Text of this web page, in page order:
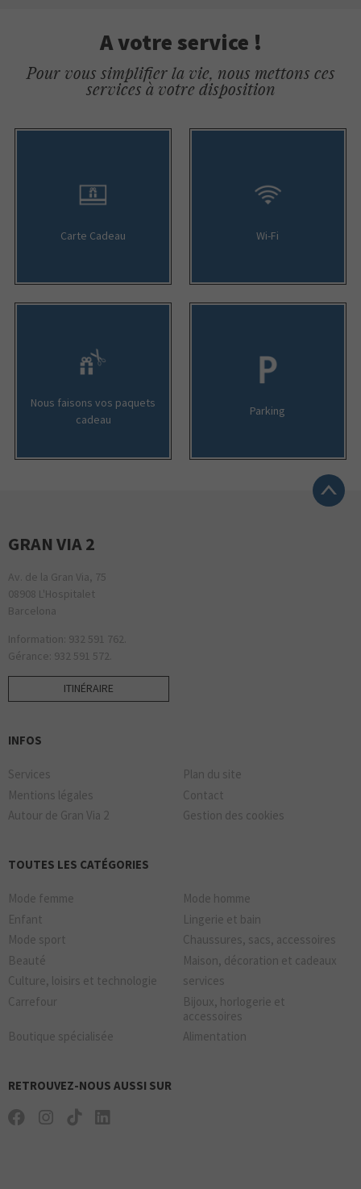
A votre service !
Pour vous simplifier la vie, nous mettons ces
services à votre disposition
Carte Cadeau Wi-Fi
Nous faisons vos paquets
cadeau
Parking
GRAN VIA 2
Av. de la Gran Via, 75
08908 L'Hospitalet
Barcelona
Information: 932 591 762.
Gérance: 932 591 572.
ITINÉRAIRE
INFOS
Services
Plan du site
Mentions légales
Contact
Autour de Gran Via 2
Gestion des cookies
TOUTES LES CATÉGORIES
Mode femme
Mode homme
Enfant
Lingerie et bain
Mode sport
Chaussures, sacs, accessoires
Beauté
Maison, décoration et cadeaux
Culture, loisirs et technologie
services
Carrefour
Bijoux, horlogerie et
accessoires
Boutique spécialisée
Alimentation
RETROUVEZ-NOUS AUSSI SUR